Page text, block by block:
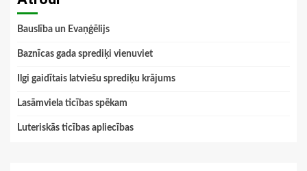
Bauslība un Evaņģēlijs
Baznīcas gada sprediķi vienuviet
Ilgi gaidītais latviešu sprediķu krājums
Lasāmviela ticības spēkam
Luteriskās ticības apliecības